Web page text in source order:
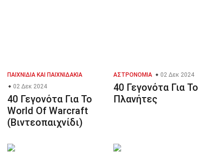
ΠΑΙΧΝΊΔΙΑ ΚΑΙ ΠΑΙΧΝΙΔΆΚΙΑ
02 Δεκ 2024
40 Γεγονότα Για Το
World Of Warcraft
(Βιντεοπαιχνίδι)
ΑΣΤΡΟΝΟΜΊΑ 02 Δεκ 2024
40 Γεγονότα Για Το
Πλανήτες